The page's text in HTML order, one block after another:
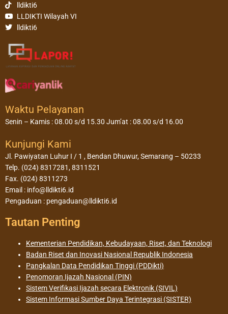
lldikti6
LLDIKTI Wilayah VI
lldikti6
Waktu Pelayanan
Senin – Kamis : 08.00 s/d 15.30 Jum’at : 08.00 s/d 16.00
Kunjungi Kami
Jl. Pawiyatan Luhur I / 1 , Bendan Dhuwur, Semarang – 50233
Telp. (024) 8317281, 8311521
Fax. (024) 8311273
Email : info@lldikti6.id
Pengaduan : pengaduan@lldikti6.id
Tautan Penting
Kementerian Pendidikan, Kebudayaan, Riset, dan Teknologi
Badan Riset dan Inovasi Nasional Republik Indonesia
Pangkalan Data Pendidikan Tinggi (PDDikti)
Penomoran Ijazah Nasional (PIN)
Sistem Verifikasi Ijazah secara Elektronik (SIVIL)
Sistem Informasi Sumber Daya Terintegrasi (SISTER)